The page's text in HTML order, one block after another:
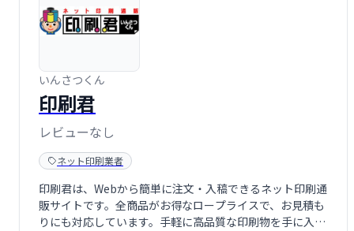
いんさつくん
印刷君
レビューなし
ネット印刷業者
印刷君は、Webから簡単に注文・入稿できるネット印刷通
販サイトです。全商品がお得なロープライスで、お見積も
りにも対応しています。手軽に高品質な印刷物を手に入れ